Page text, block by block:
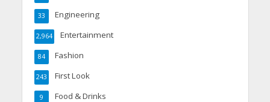
Engineering
33
Entertainment
2,964
Fashion
84
First Look
243
Food & Drinks
9